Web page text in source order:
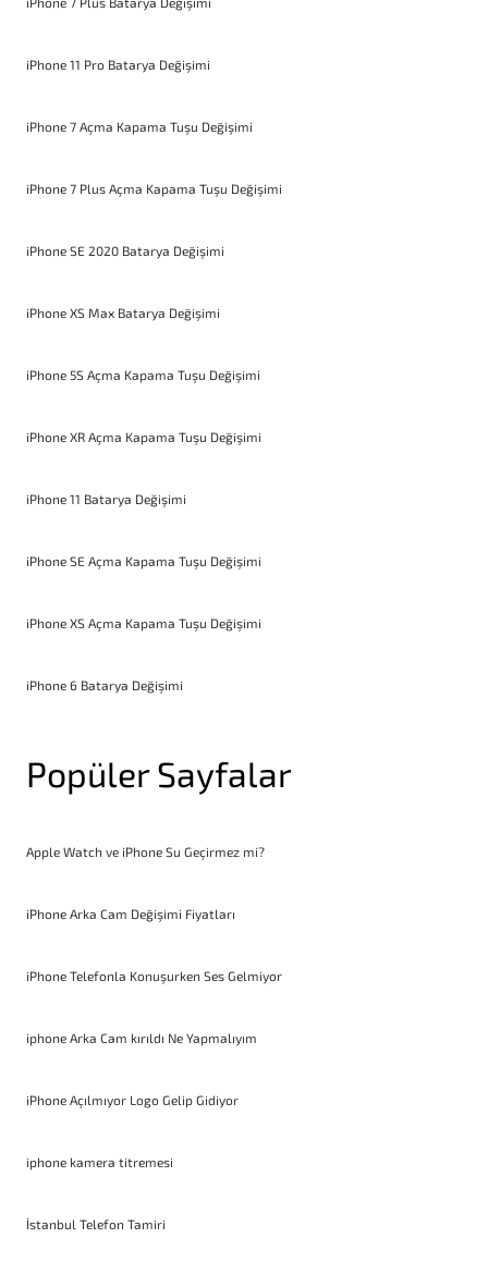
iPhone 11 Pro Batarya Değişimi
iPhone 7 Açma Kapama Tuşu Değişimi
iPhone 7 Plus Açma Kapama Tuşu Değişimi
iPhone SE 2020 Batarya Değişimi
iPhone XS Max Batarya Değişimi
iPhone 5S Açma Kapama Tuşu Değişimi
iPhone XR Açma Kapama Tuşu Değişimi
iPhone 11 Batarya Değişimi
iPhone SE Açma Kapama Tuşu Değişimi
iPhone XS Açma Kapama Tuşu Değişimi
iPhone 6 Batarya Değişimi
Popüler Sayfalar
Apple Watch ve iPhone Su Geçirmez mi?
iPhone Arka Cam Değişimi Fiyatları
iPhone Telefonla Konuşurken Ses Gelmiyor
iphone Arka Cam kırıldı Ne Yapmalıyım
iPhone Açılmıyor Logo Gelip Gidiyor
iphone kamera titremesi
İstanbul Telefon Tamiri